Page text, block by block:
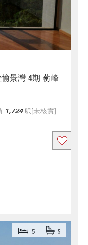
景灣 4期 蘅峰
1,724呎[未核實]
5 5